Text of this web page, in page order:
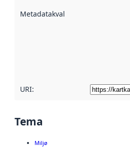
Metadatakvalitet
URI:
Tema
Miljø